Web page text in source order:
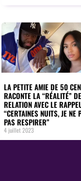
LA PETITE AMIE DE 50
RACONTE LA “RÉALITÉ”
RELATION AVEC LE
“CERTAINES NUITS, JE NE
PAS RESPIRER”
4 juillet 2023